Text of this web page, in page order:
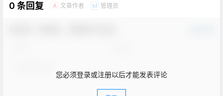
0 条回复 A 文章作者 M 管理员
您必须登录或注册以后才能发表评论